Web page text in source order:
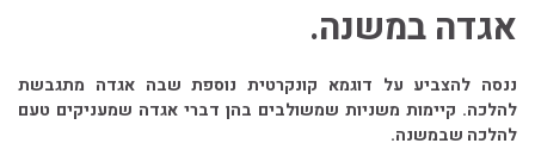
אגדה במשנה.
ננסה להצביע על דוגמא קונקרטית נוספת שבה אגדה מתגבשת
להלכה. קיימות משניות שמשולבים בהן דברי אגדה שמעניקים טעם
להלכה שבמשנה.